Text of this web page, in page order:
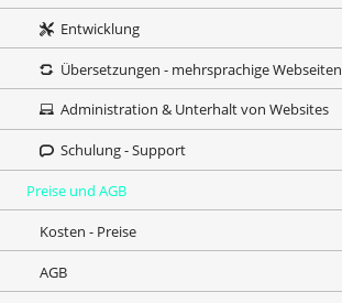
Entwicklung
Übersetzungen - mehrsprachige Webseiten
Administration & Unterhalt von Websites
Schulung - Support
Preise und AGB
Kosten - Preise
AGB